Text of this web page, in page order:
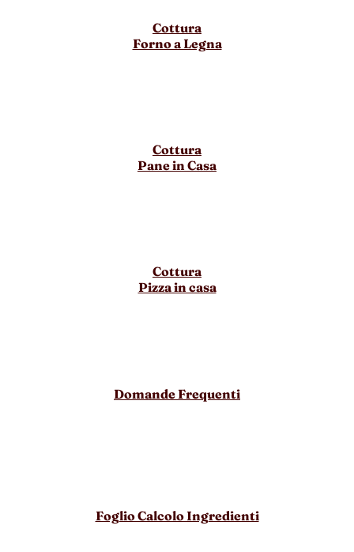
Cottura
Forno a Legna
Cottura
Pane in Casa
Cottura
Pizza in casa
Domande Frequenti
Foglio Calcolo Ingredienti